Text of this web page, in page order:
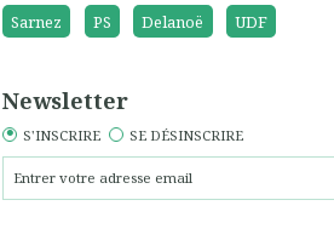
Sarnez
PS Delanoë UDF
Newsletter
S'INSCRIRE SE DÉSINSCRIRE